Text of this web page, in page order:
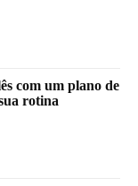
com um plano de
rotina